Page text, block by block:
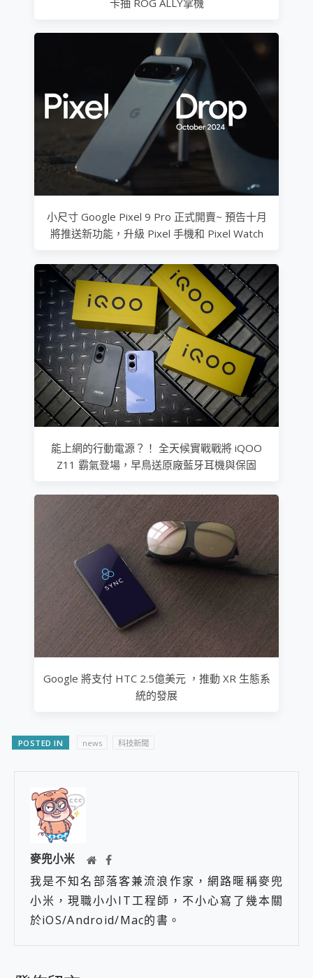
卡抽 ROG ALLY掌機
小尺寸 Google Pixel 9 Pro 正式開賣~ 預告十月
將推送新功能，升級 Pixel 手機和 Pixel Watch
能上網的行動電源？！ 全天候實戰戰將 iQOO
Z11 霸氣登場，早鳥送原廠藍牙耳機與保固
Google 將支付 HTC 2.5億美元 ，推動 XR 生態系
統的發展
POSTED IN news 科技新聞
麥兜小米
我是不知名部落客兼流浪作家，網路暱稱麥兜
小米，現職小小IT工程師，不小心寫了幾本關
於iOS/Android/Mac的書。